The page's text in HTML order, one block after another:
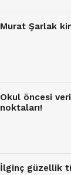
Murat Şarlak
Okul öncesi
noktaları!
İlginç güzellik